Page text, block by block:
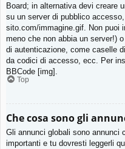
Board; in alternativa devi creare
su un server di pubblico
sito.com/immagine.gif. Non puoi
meno che non abbia un server!)
di autenticazione, come caselle
da codici di accesso, ecc. Per
BBCode [img].
Top
Che cosa sono gli
Gli annunci globali sono annunci
importanti e tu dovresti leggerli